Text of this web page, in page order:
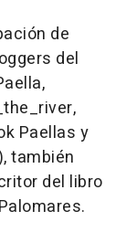
de
del
Paellas y
también
del libro